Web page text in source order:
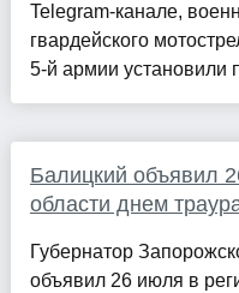
Telegram-канале,
гвардейского
5-й армии установили
Балицкий объявил
области днем
Губернатор
объявил 26 июля в